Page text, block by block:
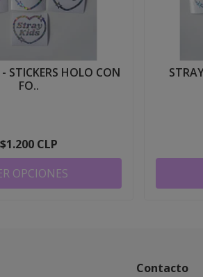
STICKERS HOLO CON
FO..
$1.200 CLP
OPCIONES
Contacto